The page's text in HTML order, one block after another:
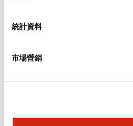
統計資料
市場營銷